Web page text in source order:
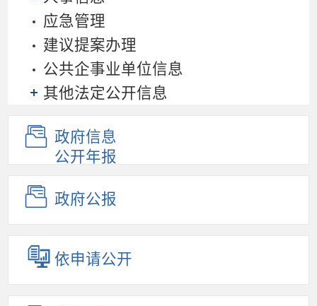
应急管理
建议提案办理
公共企事业单位信息
其他法定公开信息
政府信息
公开年报
政府公报
依申请公开